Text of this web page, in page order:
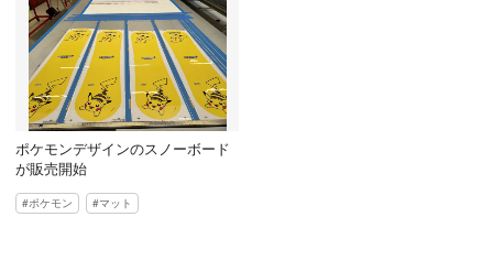
ポケモンデザインのスノーボード
が販売開始
ポケモン マット